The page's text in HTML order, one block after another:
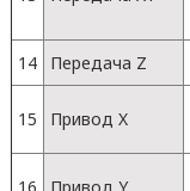
14
Передача Z
15 Привод X